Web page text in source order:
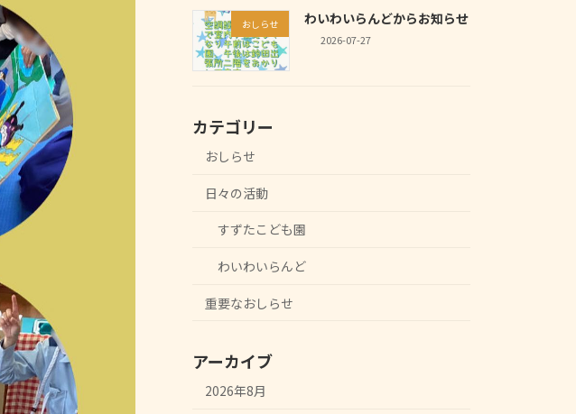
おしらせ わいわいらんどからお知らせ
2026-07-27
カテゴリー
おしらせ
日々の活動
すずたこども園
わいわいらんど
重要なおしらせ
アーカイブ
2026年8月